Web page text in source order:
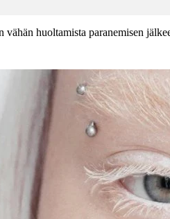
huoltamista paranemisen